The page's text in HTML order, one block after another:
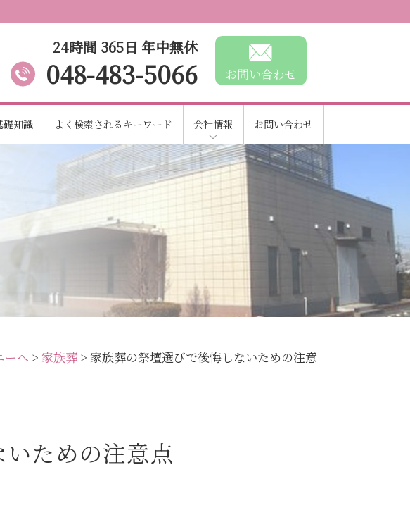
24時間 365日 年中無休
048-483-5066 お問い合わせ
礎知識 よく検索されるキーワード 会社情報 お問い合わせ
ーへ > 家族葬 > 家族葬の祭壇選びで後悔しないための注意
ための注意点